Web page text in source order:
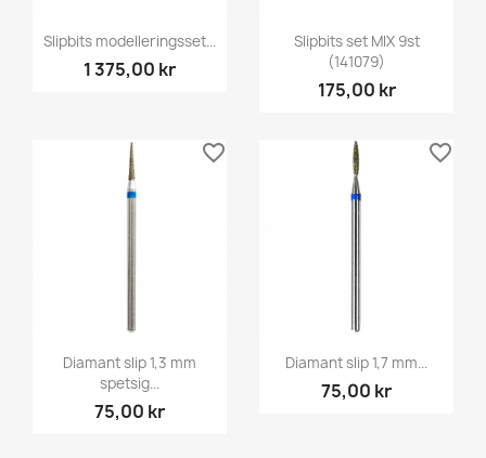
Slipbits modelleringsset...
1 375,00 kr
Slipbits set MIX 9st
(141079)
175,00 kr
Diamant slip 1,3 mm
spetsig...
75,00 kr
favorite_border
Diamant slip 1,7 mm...
75,00 kr
favorite_border